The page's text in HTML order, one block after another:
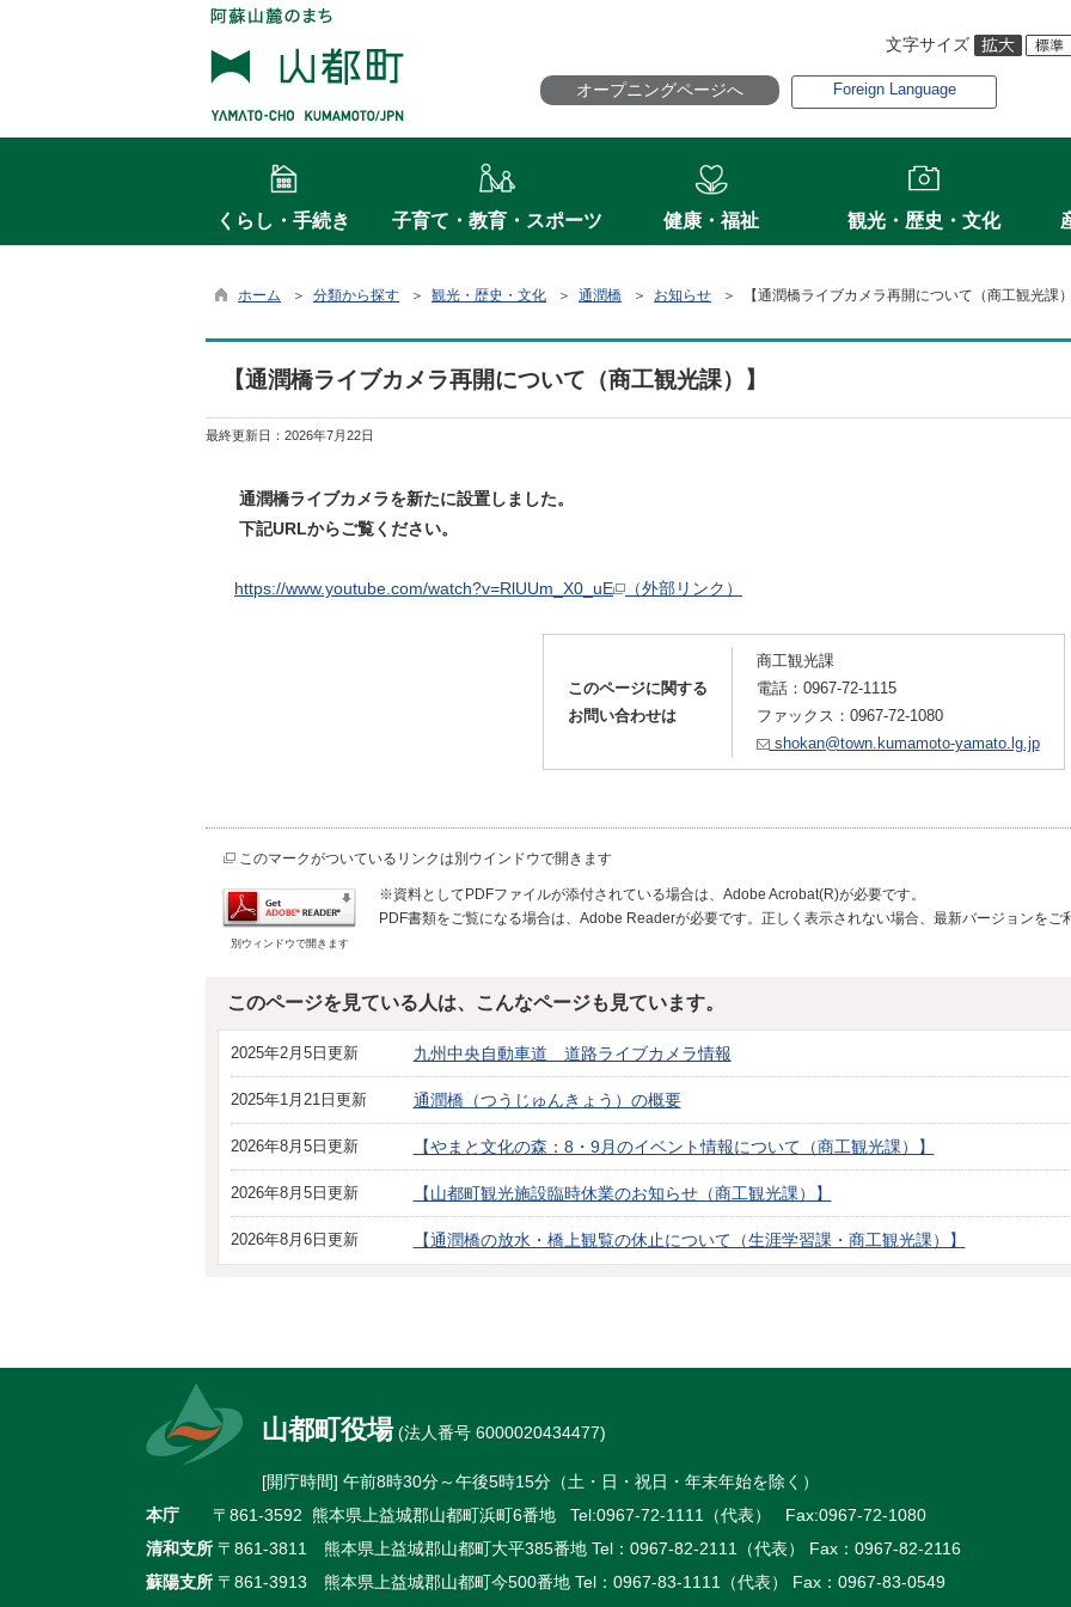
文字サイズ
オープニングページへ Foreign Language
くらし・手続き 子育て・教育・スポーツ 健康・福祉 観光・歴史・文化
ホーム ＞ 分類から探す ＞ 観光・歴史・文化 ＞ 通潤橋 ＞ お知らせ ＞ 【通潤橋ライブカメラ再開について（商工観光課）
【通潤橋ライブカメラ再開について（商工観光課）】
最終更新日： 2026年7月22日
通潤橋ライブカメラを新たに設置しました。
下記URLからご覧ください。
https://www.youtube.com/watch?v=RlUUm_X0_uE （外部リンク）
このページに関する
お問い合わせは
商工観光課
電話： 0967-72-1115
ファックス：0967-72-1080
shokan@town.kumamoto-yamato.lg.jp
このマークがついているリンクは別ウインドウで開きます
別ウィンドウで開きます
※資料としてPDFファイルが添付されている場合は、Adobe Acrobat(R)が必要です。
PDF書類をご覧になる場合は、Adobe Readerが必要です。正しく表示されない場合、最新バージョンをご
このページを見ている人は、こんなページも見ています。
2025年2月5日更新 九州中央自動車道 道路ライブカメラ情報
2025年1月21日更新 通潤橋（つうじゅんきょう）の概要
2026年8月5日更新 【やまと文化の森：8・9月のイベント情報について（商工観光課）】
2026年8月5日更新 【山都町観光施設臨時休業のお知らせ（商工観光課）】
2026年8月6日更新 【通潤橋の放水・橋上観覧の休止について（生涯学習課・商工観光課）】
山都町役場(法人番号 6000020434477)
[開庁時間] 午前8時30分～午後5時15分（土・日・祝日・年末年始を除く）
本庁 〒861-3592 熊本県上益城郡山都町浜町6番地 Tel:0967-72-1111（代表）
Fax:0967-72-1080
清和支所 〒861-3811 熊本県上益城郡山都町大平385番地 Tel： 0967-82-2111（代表）
Fax：0967-82-2116
蘇陽支所 〒861-3913 熊本県上益城郡山都町今500番地 Tel： 0967-83-1111（代表） Fax：0967-83-0549